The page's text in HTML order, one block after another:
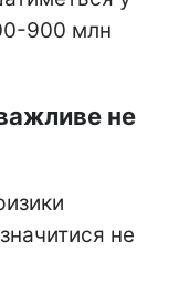
900 млн
не
не